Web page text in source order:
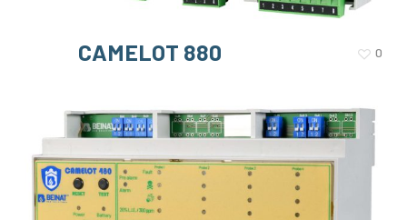
CAMELOT 880 0